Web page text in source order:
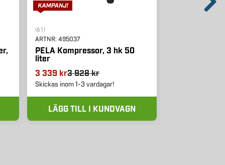
(61)
ARTNR: 495037
PELA Kompressor, 3 hk 50
liter
3 339 kr3 928 kr
Skickas inom 1-3 vardagar!
LÄGG TILL I KUNDVAGN